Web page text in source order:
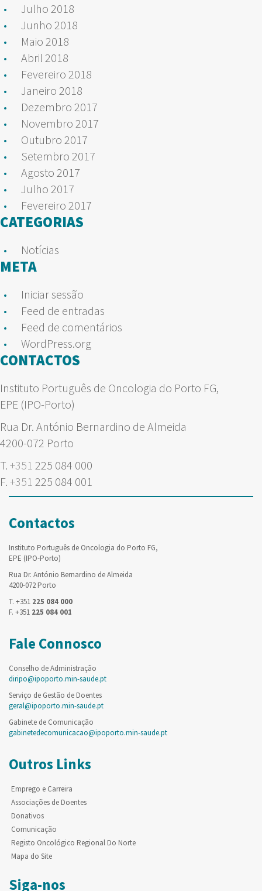
Julho 2018
Junho 2018
Maio 2018
Abril 2018
Fevereiro 2018
Janeiro 2018
Dezembro 2017
Novembro 2017
Outubro 2017
Setembro 2017
Agosto 2017
Julho 2017
Fevereiro 2017
CATEGORIAS
Notícias
META
Iniciar sessão
Feed de entradas
Feed de comentários
WordPress.org
CONTACTOS
Instituto Português de Oncologia do Porto FG,
EPE (IPO-Porto)
Rua Dr. António Bernardino de Almeida
4200-072 Porto
T. +351 225 084 000
F. +351 225 084 001
Contactos
Instituto Português de Oncologia do Porto FG,
EPE (IPO-Porto)
Rua Dr. António Bernardino de Almeida
4200-072 Porto
T. +351 225 084 000
F. +351 225 084 001
Fale Connosco
Conselho de Administração
diripo@ipoporto.min-saude.pt
Serviço de Gestão de Doentes
geral@ipoporto.min-saude.pt
Gabinete de Comunicação
gabinetedecomunicacao@ipoporto.min-saude.pt
Outros Links
Emprego e Carreira
Associações de Doentes
Donativos
Comunicação
Registo Oncológico Regional Do Norte
Mapa do Site
Siga-nos